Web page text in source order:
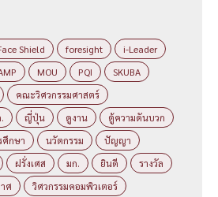
Shield foresight
i-Leader
MOU PQI
SKUBA
คณะวิศวกรรมศาสตร์
ญี่ปุ่น ดูงาน
ตู้ความดันบวก
ศึกษา นวัตกรรม
ปัญญา
ฝรั่งเศส มก. ยินดี
รางวัล
ศ
วิศวกรรมคอมพิวเตอร์